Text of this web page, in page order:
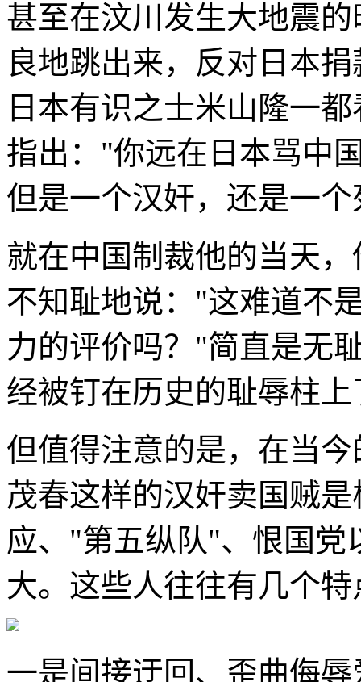
甚至在汶川发生大地震
良地跳出来，反对日本
日本有识之士米山隆一
指出："你远在日本骂中
但是一个汉奸，还是一
就在中国制裁他的当天
不知耻地说："这难道不
力的评价吗？"简直是无
经被钉在历史的耻辱柱上
但值得注意的是，在当
茂春这样的汉奸卖国贼
应、"第五纵队"、恨国党
大。这些人往往有几个特
一是间接迂回、歪曲侮